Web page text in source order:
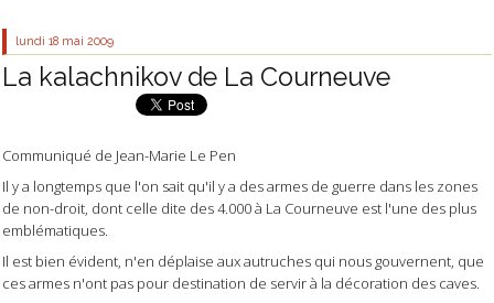
lundi 18 mai 2009
La kalachnikov de La Courneuve
Communiqué de Jean-Marie Le Pen
Il y a longtemps que l'on sait qu'il y a des armes de guerre dans les zones
de non-droit, dont celle dite des 4.000 à La Courneuve est l'une des plus
emblématiques.
Il est bien évident, n'en déplaise aux autruches qui nous gouvernent, que
ces armes n'ont pas pour destination de servir à la décoration des caves.